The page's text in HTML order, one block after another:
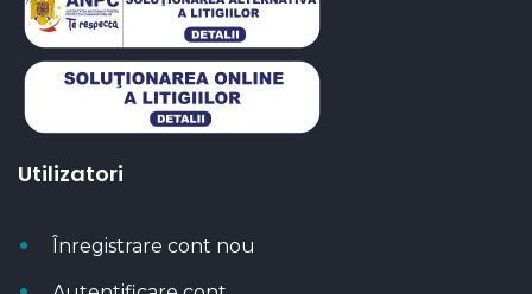
Utilizatori
Înregistrare cont nou